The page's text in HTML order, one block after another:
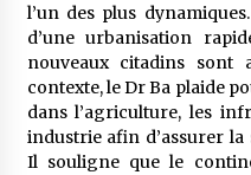
l’un des plus
d’une urbanisation
nouveaux citadins sont
contexte, le Dr Ba plaide
dans l’agriculture, les
industrie afin d’assurer
Il souligne que le